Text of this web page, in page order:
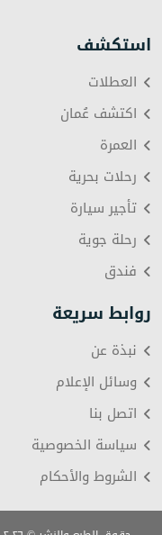
استكشف
العطلات
اكتشف عُمان
العمرة
رحلات بحرية
تأجير سيارة
رحلة جوية
فندق
روابط سريعة
نبذة عن
وسائل الإعلام
اتصل بنا
سياسة الخصوصية
الشروط والأحكام